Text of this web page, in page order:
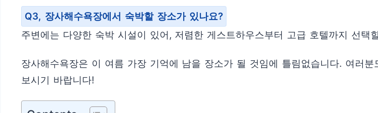
Q3, 장사해수욕장에서 숙박할 장소가 있나요?
주변에는 다양한 숙박 시설이 있어, 저렴한 게스트하우스부터 고급 호텔까지 선택
장사해수욕장은 이 여름 가장 기억에 남을 장소가 될 것임에 틀림없습니다. 여러
보시기 바랍니다!